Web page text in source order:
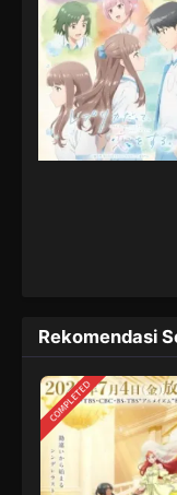
Rekomendasi
COMPLETED